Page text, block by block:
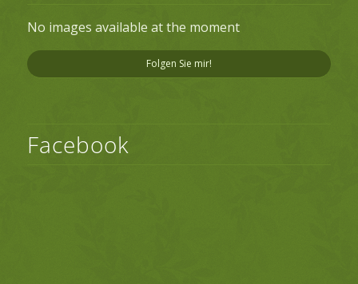
No images available at the moment
Folgen Sie mir!
Facebook